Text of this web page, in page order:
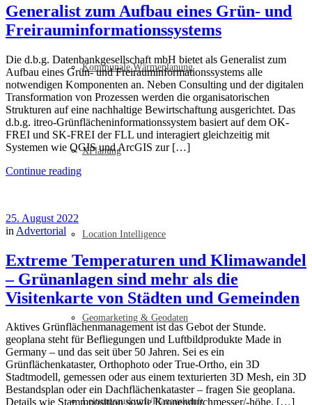
Kommunale Wärmeplanung
XPlanung
Location Intelligence
Geomarketing & Geodaten
Leitungsauskunft/Planauskunft
Generalist zum Aufbau eines Grün- und
Freirauminformationssystems
Die d.b.g. Datenbankgesellschaft mbH bietet als Generalist zum
Aufbau eines Grün- und Freirauminformationssystems alle
notwendigen Komponenten an. Neben Consulting und der digitalen
Transformation von Prozessen werden die organisatorischen
Strukturen auf eine nachhaltige Bewirtschaftung ausgerichtet. Das
d.b.g. itreo-Grünflächeninformationssystem basiert auf dem OK-
FREI und SK-FREI der FLL und interagiert gleichzeitig mit
Systemen wie QGIS und ArcGIS zur […]
Continue reading
25. August 2022
in Advertorial
Extreme Temperaturen und Klimawandel
– Grünanlagen sind mehr als die
Visitenkarte von Städten und Gemeinden
Aktives Grünflächenmanagement ist das Gebot der Stunde.
geoplana steht für Befliegungen und Luftbildprodukte Made in
Germany – und das seit über 50 Jahren. Sei es ein
Grünflächenkataster, Orthophoto oder True-Ortho, ein 3D
Stadtmodell, gemessen oder aus einem texturierten 3D Mesh, ein 3D
Bestandsplan oder ein Dachflächenkataster – fragen Sie geoplana.
Details wie Stammposition sowie Kronendurchmesser/-höhe, […]